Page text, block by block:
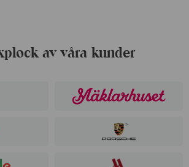
av våra kunder